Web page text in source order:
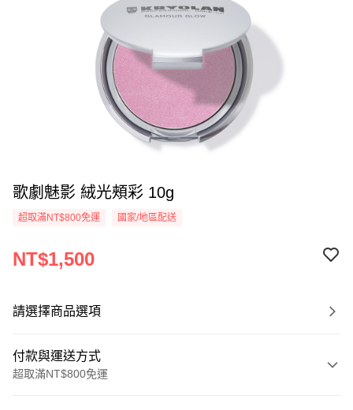
歌劇魅影 絨光頰彩 10g
超取滿NT$800免運 國家/地區配送
NT$1,500
請選擇商品選項
付款與運送方式
超取滿NT$800免運